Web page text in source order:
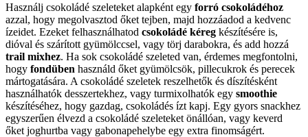
Használj csokoládé szeleteket alapként egy forró csokoládéhoz
azzal, hogy megolvasztod őket tejben, majd hozzáadod a kedvenc
ízeidet. Ezeket felhasználhatod csokoládé kéreg készítésére is,
dióval és szárított gyümölccsel, vagy törj darabokra, és add hozzá
trail mixhez. Ha sok csokoládé szeleted van, érdemes megfontolni,
hogy fondüben használd őket gyümölcsök, pillecukrok és perecek
mártogatására. A csokoládé szeletek reszelhetők és díszítésként
használhatók desszertekhez, vagy turmixolhatók egy smoothie
készítéséhez, hogy gazdag, csokoládés ízt kapj. Egy gyors snackhez
egyszerűen élvezd a csokoládé szeleteket önállóan, vagy keverd
őket joghurtba vagy gabonapehelybe egy extra finomságért.